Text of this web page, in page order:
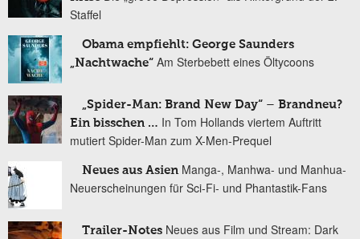
Staffel
Obama empfiehlt: George Saunders
„Nachtwache“ Am Sterbebett eines Öltycoons
„Spider-Man: Brand New Day“ – Brandneu?
Ein bisschen … In Tom Hollands viertem Auftritt
mutiert Spider-Man zum X-Men-Prequel
Neues aus Asien Manga-, Manhwa- und Manhua-
Neuerscheinungen für Sci-Fi- und Phantastik-Fans
Trailer-Notes Neues aus Film und Stream: Dark